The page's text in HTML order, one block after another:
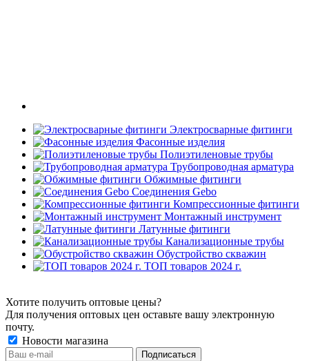
Электросварные фитинги
Фасонные изделия
Полиэтиленовые трубы
Трубопроводная арматура
Обжимные фитинги
Соединения Gebo
Компрессионные фитинги
Монтажный инструмент
Латунные фитинги
Канализационные трубы
Обустройство скважин
ТОП товаров 2024 г.
Хотите получить оптовые цены?
Для получения оптовых цен оставьте вашу электронную
почту.
Новости магазина